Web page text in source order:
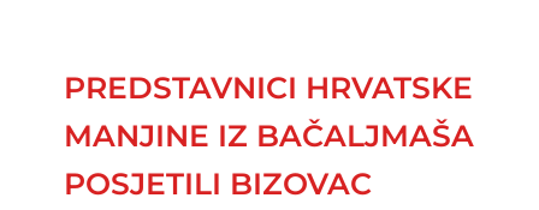
PREDSTAVNICI HRVATSKE
MANJINE IZ BAČALJMAŠA
POSJETILI BIZOVAC